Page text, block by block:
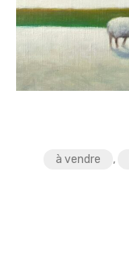
à vendre ,